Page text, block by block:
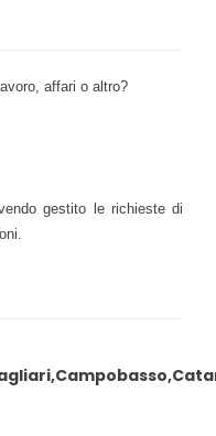
affari o altro?
gestito le richieste di